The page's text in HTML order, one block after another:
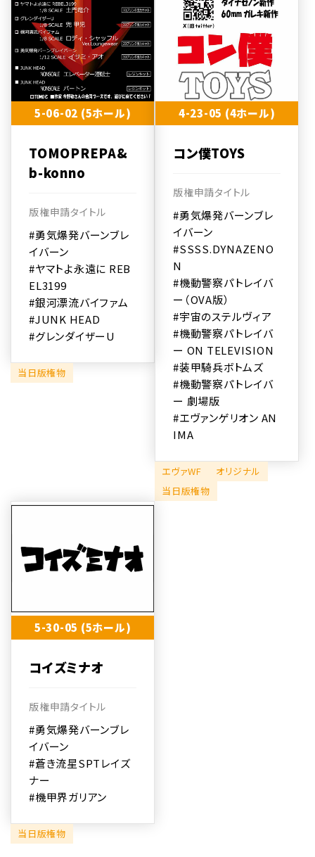
5-06-02 (5ホール)
TOMOPREPA&
b-konno
版権申請タイトル
#勇気爆発バーンブレ
イバーン
#ヤマトよ永遠に REB
EL3199
#銀河漂流バイファム
#JUNK HEAD
#グレンダイザーU
当日版権物
4-23-05 (4ホール)
コン僕TOYS
版権申請タイトル
#勇気爆発バーンブレ
イバーン
#SSSS.DYNAZENO
N
#機動警察パトレイバ
ー（OVA版）
#宇宙のステルヴィア
#機動警察パトレイバ
ー ON TELEVISION
#装甲騎兵ボトムズ
#機動警察パトレイバ
ー 劇場版
#エヴァンゲリオン AN
IMA
エヴァWF
オリジナル
当日版権物
5-30-05 (5ホール)
コイズミナオ
版権申請タイトル
#勇気爆発バーンブレ
イバーン
#蒼き流星SPTレイズ
ナー
#機甲界ガリアン
当日版権物